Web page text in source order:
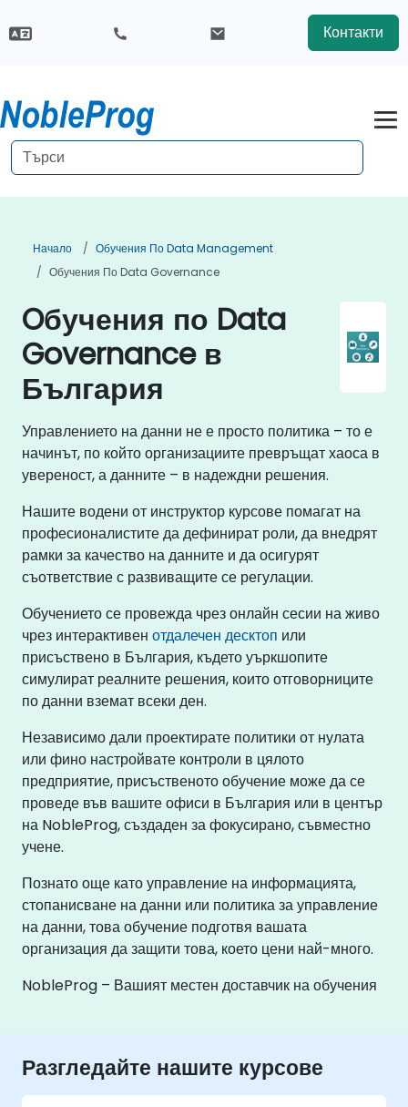
Контакти
Начало
Обучения По Data Management
Обучения По Data Governance
Oбучения по Data
Governance в
България
Управлението на данни не е просто политика – то е
начинът, по който организациите превръщат хаоса в
увереност, а данните – в надеждни решения.
Нашите водени от инструктор курсове помагат на
професионалистите да дефинират роли, да внедрят
рамки за качество на данните и да осигурят
съответствие с развиващите се регулации.
Обучението се провежда чрез онлайн сесии на живо
чрез интерактивен отдалечен десктоп или
присъствено в България, където уъркшопите
симулират реалните решения, които отговорниците
по данни вземат всеки ден.
Независимо дали проектирате политики от нулата
или фино настройвате контроли в цялото
предприятие, присъственото обучение може да се
проведе във вашите офиси в България или в център
на NobleProg, създаден за фокусирано, съвместно
учене.
Познато още като управление на информацията,
стопанисване на данни или политика за управление
на данни, това обучение подготвя вашата
организация да защити това, което цени най-много.
NobleProg – Вашият местен доставчик на обучения
Разгледайте нашите курсове